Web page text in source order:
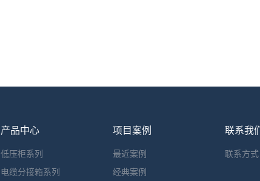
产品中心
低压柜系列
电缆分接箱系列
项目案例
最近案例
经典案例
联系我们
联系方式